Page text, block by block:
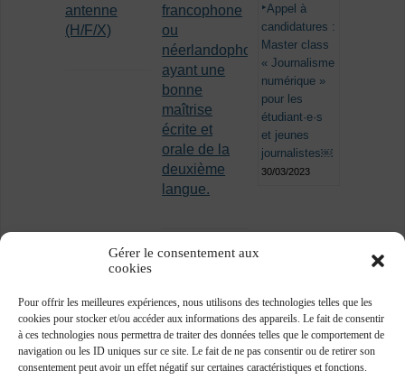
Gérer le consentement aux
cookies
Pour offrir les meilleures expériences, nous utilisons des technologies telles que les
cookies pour stocker et/ou accéder aux informations des appareils. Le fait de consentir
à ces technologies nous permettra de traiter des données telles que le comportement de
navigation ou les ID uniques sur ce site. Le fait de ne pas consentir ou de retirer son
consentement peut avoir un effet négatif sur certaines caractéristiques et fonctions.
antenne
(H/F/X)
francophone
ou
néerlandophone
ayant une
bonne
maîtrise
écrite et
orale de la
deuxième
langue.
Appel à
candidatures :
Master class
« Journalisme
numérique »
pour les
étudiant·e·s
et jeunes
journalistes￼
30/03/2023